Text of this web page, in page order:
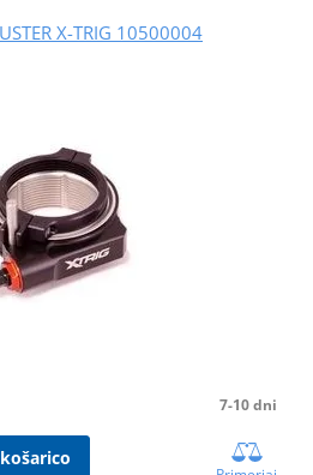
X-TRIG 10500004
7-10 dni